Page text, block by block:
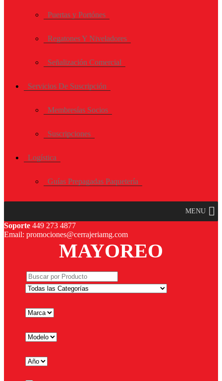
Puertas y Portónes
Regatones Y Niveladores
Señalización Comercial
Servicios De Suscripción
Membresías Socios
Suscripciones
Logística
Guías Prepagadas Paquetería
MENU
Soporte 449 273 4877
Email: promociones@cerrajeriamg.com
MAYOREO